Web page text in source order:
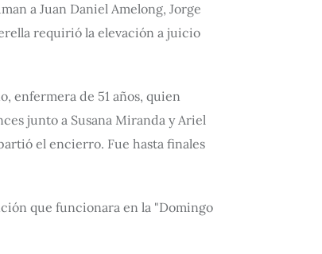
a Juan Daniel Amelong, Jorge
requirió la elevación a juicio
enfermera de 51 años, quien
junto a Susana Miranda y Ariel
el encierro. Fue hasta finales
que funcionara en la "Domingo